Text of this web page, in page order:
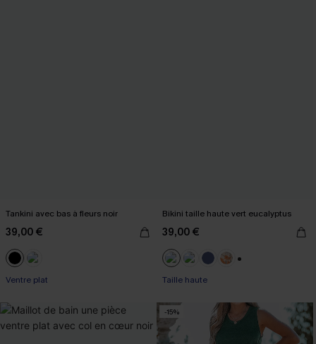
Tankini avec bas à fleurs noir
39,00 €
Ventre plat
Bikini taille haute vert eucalyptus
39,00 €
Taille haute
-15%